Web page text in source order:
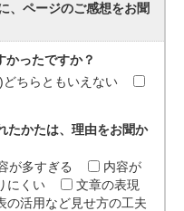
、ページのご感想をお聞
かったですか？
どちらともいえない
たかたは、理由をお聞か
が多すぎる
内容が
にくい
文章の表現
の活用など見せ方の工夫